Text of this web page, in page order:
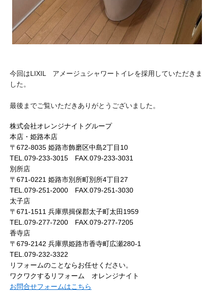
今回はLIXIL アメージュシャワートイレを採用していただきま
した。
最後までご覧いただきありがとうございました。
株式会社オレンジナイトグループ
本店・姫路本店
〒672-8035 姫路市飾磨区中島2丁目10
TEL.079-233-3015 FAX.079-233-3031
別所店
〒671-0221 姫路市別所町別所4丁目27
TEL.079-251-2000 FAX.079-251-3030
太子店
〒671-1511 兵庫県揖保郡太子町太田1959
TEL.079-277-7200 FAX.079-277-7205
香寺店
〒679-2142 兵庫県姫路市香寺町広瀬280-1
TEL.079-232-3322
リフォームのことならお任せください。
ワクワクするリフォーム オレンジナイト
お問合せフォームはこちら